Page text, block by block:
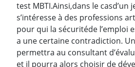
test MBTI.Ainsi,dans le casd’un
s’intéresse à des professions
pour qui la sécuritéde l’emploi
a une certaine contradiction.
permettra au consultant
et il pourra alors choisir de